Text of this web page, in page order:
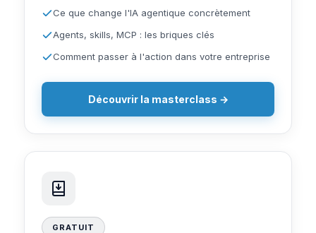
Ce que change l'IA agentique concrètement
Agents, skills, MCP : les briques clés
Comment passer à l'action dans votre entreprise
Découvrir la masterclass →
GRATUIT